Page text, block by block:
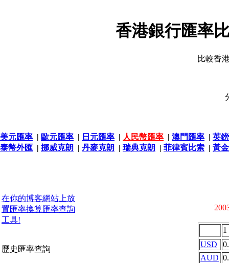
香港銀行匯率
比較香
美元匯率 | 歐元匯率 | 日元匯率 | 人民幣匯率 | 澳門匯率 | 英
泰幣外匯 | 挪威克朗 | 丹麥克朗 | 瑞典克朗 | 菲律賓比索 | 黃
在你的博客網站上放
置匯率換算匯率查詢
工具!
歷史匯率查詢
1
USD
AUD